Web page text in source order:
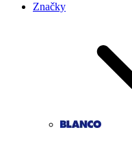
Značky